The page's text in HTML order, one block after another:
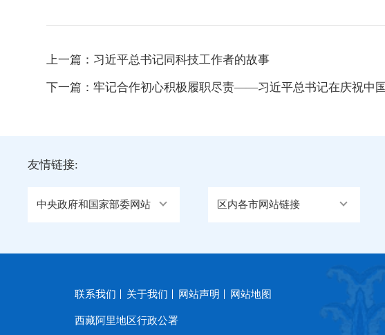
上一篇： 习近平总书记同科技工作者的故事
下一篇：牢记合作初心积极履职尽责——习近平总书记在庆祝中
友情链接:
中央政府和国家部委网站 区内各市网站链接
联系我们 关于我们 网站声明 网站地图
西藏阿里地区行政公署